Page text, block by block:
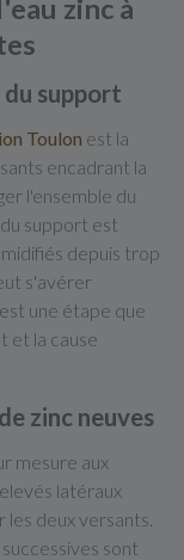
zinc à
support
Toulon est la
encadrant la
l'ensemble du
support est
depuis trop
s'avérer
une étape que
et la cause
zinc neuves
mesure aux
latéraux
deux versants.
sont